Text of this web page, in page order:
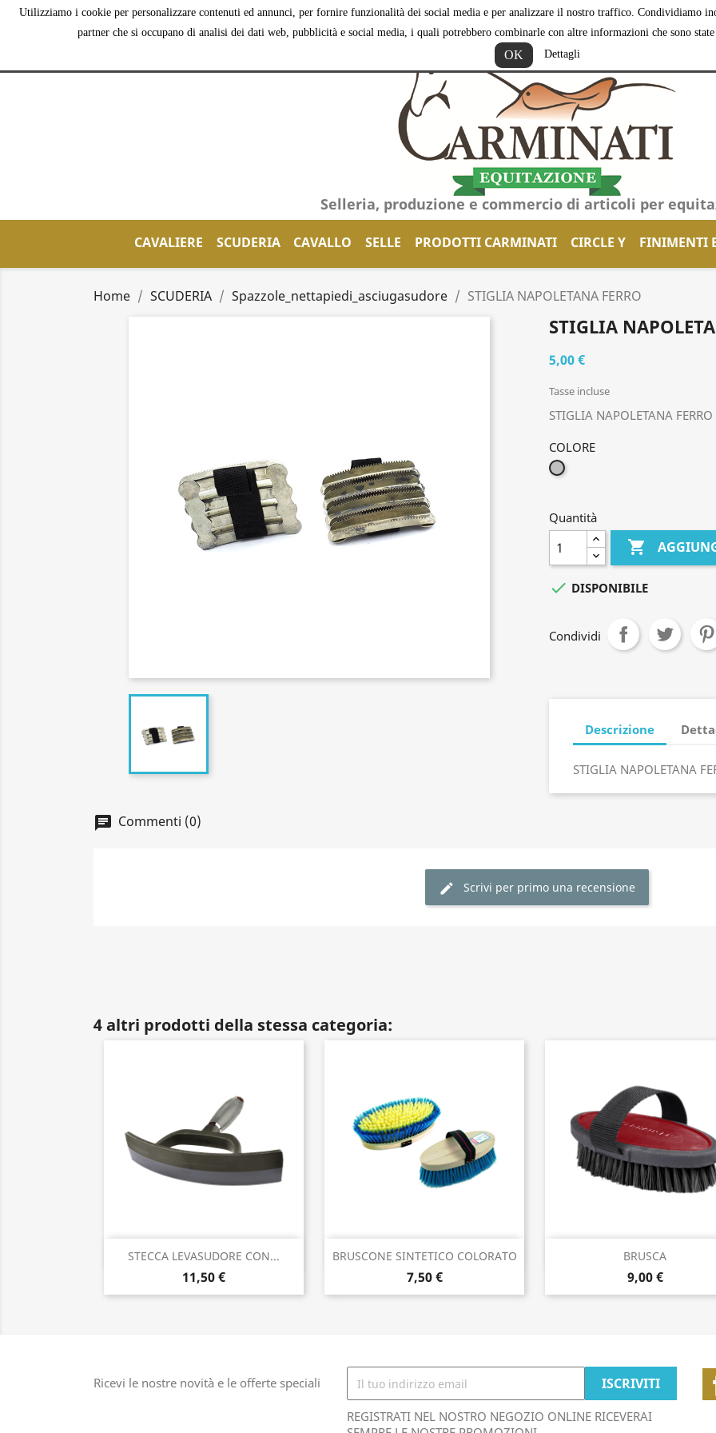
Utilizziamo i cookie per personalizzare contenuti ed annunci, per fornire funzionalità dei social media e per analizzare il nostro traffico.
partner che si occupano di analisi dei dati web, pubblicità e social media, i quali potrebbero combinarle con altre informazioni che sono
OK Dettagli
Selleria, produzione e commercio di articoli per
CAVALIERE SCUDERIA CAVALLO SELLE PRODOTTI CARMINATI CIRCLE Y FINIMENTI
Home SCUDERIA Spazzole_nettapiedi_asciugasudore STIGLIA NAPOLETANA FERRO
STIGLIA
5,00 €
Tasse incluse
STIGLIA NAPOLETANA FERRO
COLORE
GRIGIO
Quantità

 DISPONIBILE
Condividi
Descrizione
STIGLIA NAPOLETANA
Commenti (0)
Scrivi per primo una recensione
4 altri prodotti della stessa categoria:
STECCA LEVASUDORE CON...
11,50 €
Anteprima BRUSCONE SINTETICO COLORATO
7,50 €
Anteprima BRUSCA
9,00 €
Anteprima
Ricevi le nostre novità e le offerte speciali
REGISTRATI NEL NOSTRO NEGOZIO ONLINE RICEVERAI